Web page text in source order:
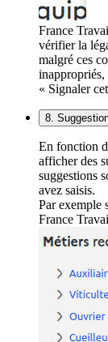
France
vérifier la
malgré ces
« Signaler
8.
En fonction
afficher des
suggestions
avez saisis.
Par exemple
France